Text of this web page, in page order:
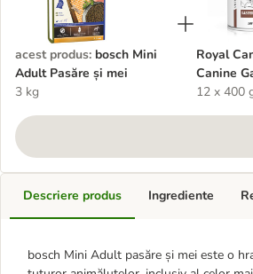
acest produs: bosch Mini
Adult Pasăre și mei
3 kg
Royal
Canine
Mousse
12 x 400
Descriere produs
bosch Mini Adult pasăre și mei este o
Ingrediente